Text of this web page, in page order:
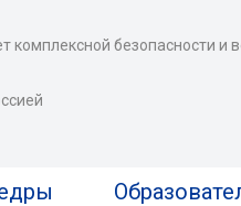
комплексной безопасности и